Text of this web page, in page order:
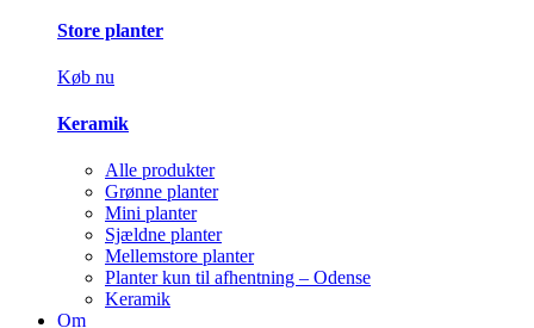
Store planter
Køb nu
Keramik
Alle produkter
Grønne planter
Mini planter
Sjældne planter
Mellemstore planter
Planter kun til afhentning – Odense
Keramik
Om